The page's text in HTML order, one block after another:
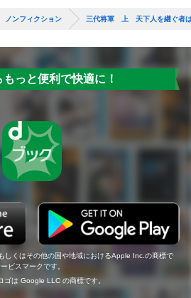
ノンフィクション 三代将軍 上 天下人を継ぐ者は
っと便利で快適に！
しくはその他の国や地域におけるApple Inc.の商標で
ビスマークです。
は Google LLC の商標です。